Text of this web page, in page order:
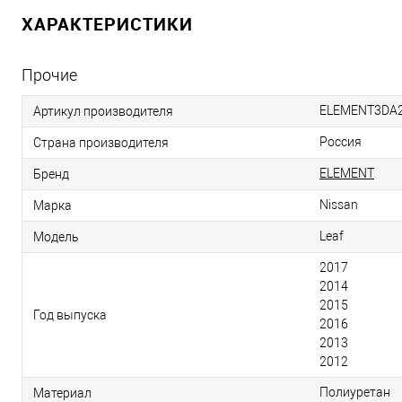
ХАРАКТЕРИСТИКИ
Прочие
Артикул производителя
Страна производителя Россия
Бренд ELEMENT
Марка Nissan
Модель Leaf
Год выпуска
2017
2014
2015
2016
2013
2012
Материал Полиуретан